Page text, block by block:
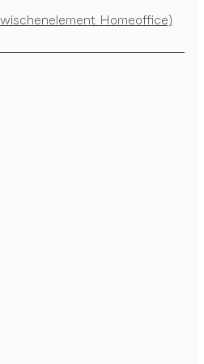
Homeoffice)